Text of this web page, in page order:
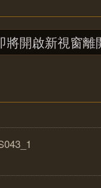
將開啟新視窗離